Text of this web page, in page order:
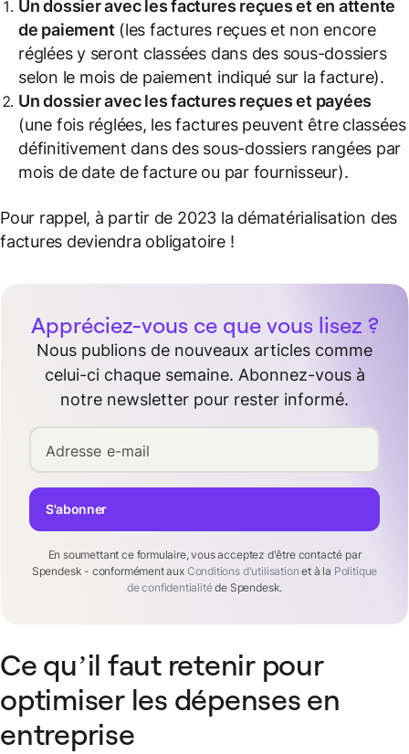
Un dossier avec les factures reçues et en attente
de paiement (les factures reçues et non encore
réglées y seront classées dans des sous-dossiers
selon le mois de paiement indiqué sur la facture).
Un dossier avec les factures reçues et payées
(une fois réglées, les factures peuvent être classées
définitivement dans des sous-dossiers rangées par
mois de date de facture ou par fournisseur).
Pour rappel, à partir de 2023 la dématérialisation des
factures deviendra obligatoire !
Appréciez-vous ce que vous lisez ?
Nous publions de nouveaux articles comme
celui-ci chaque semaine. Abonnez-vous à
notre newsletter pour rester informé.
Adresse e-mail
En soumettant ce formulaire, vous acceptez d'être contacté par
Spendesk - conformément aux Conditions d'utilisation et à la Politique
de confidentialitéde Spendesk.
S'abonner
Ce qu’il faut retenir pour
optimiser les dépenses en
entreprise